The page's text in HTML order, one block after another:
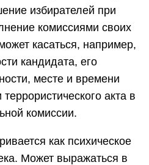
избирателей при
комиссиями своих
касаться, например,
кандидата, его
месте и времени
акта в
комиссии.
как психическое
Может выражаться в